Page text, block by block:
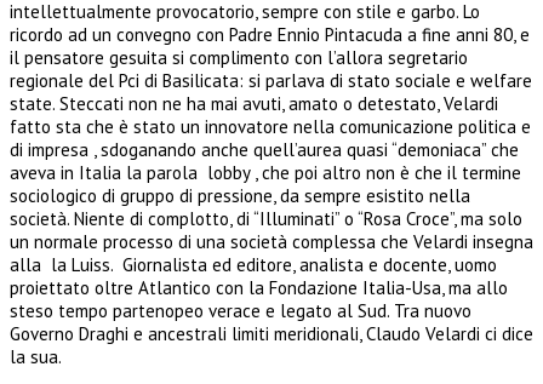
intellettualmente provocatorio, sempre con stile e garbo. Lo
ricordo ad un convegno con Padre Ennio Pintacuda a fine anni 80, e
il pensatore gesuita si complimento con l’allora segretario
regionale del Pci di Basilicata: si parlava di stato sociale e welfare
state. Steccati non ne ha mai avuti, amato o detestato, Velardi
fatto sta che è stato un innovatore nella comunicazione politica e
di impresa , sdoganando anche quell’aurea quasi “demoniaca” che
aveva in Italia la parola lobby , che poi altro non è che il termine
sociologico di gruppo di pressione, da sempre esistito nella
società. Niente di complotto, di “Illuminati” o “Rosa Croce”, ma solo
un normale processo di una società complessa che Velardi insegna
alla la Luiss. Giornalista ed editore, analista e docente, uomo
proiettato oltre Atlantico con la Fondazione Italia-Usa, ma allo
steso tempo partenopeo verace e legato al Sud. Tra nuovo
Governo Draghi e ancestrali limiti meridionali, Claudo Velardi ci dice
la sua.